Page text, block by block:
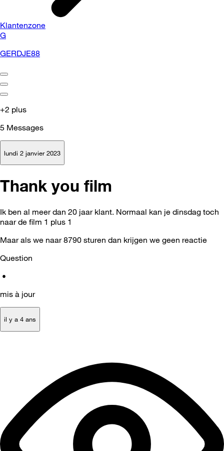
Klantenzone
G
GERDJE88
+2 plus
5 Messages
lundi 2 janvier 2023
Thank you film
Ik ben al meer dan 20 jaar klant. Normaal kan je dinsdag toch
naar de film 1 plus 1
Maar als we naar 8790 sturen dan krijgen we geen reactie
Question
•
mis à jour
il y a 4 ans